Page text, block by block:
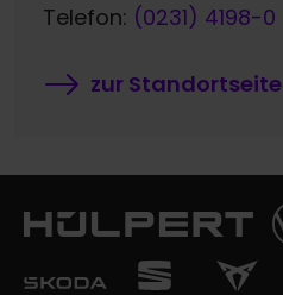
Telefon: (0231) 4198-0
zur Standortseite